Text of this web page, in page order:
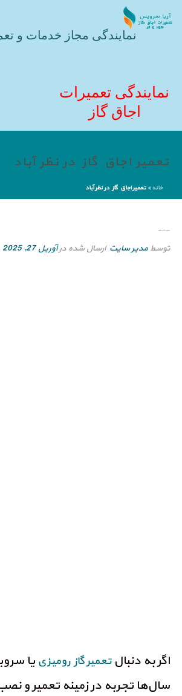
نمایندگی مجاز خدمات و
نمایندگی تعمیرات
اجاق گاز
تعمیر اجاق گاز در نظر آباد
خانه » تعمیر اجاق گاز در نظر آباد
تعمیر اجاق گاز در نظر آباد
توسطمدیر سایت ارسال شده درآوریل 27, 2025
اگر به دنبالتعمیر گاز رومیزی یا
سال‌ها تجربه در زمینه تعمیر و